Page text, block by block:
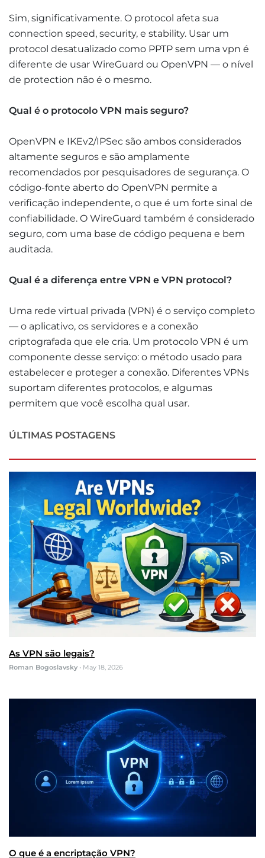
Sim, significativamente. O protocol afeta sua
connection speed, security, e stability. Usar um
protocol desatualizado como PPTP sem uma vpn é
diferente de usar WireGuard ou OpenVPN — o nível
de protection não é o mesmo.
Qual é o protocolo VPN mais seguro?
OpenVPN e IKEv2/IPSec são ambos considerados
altamente seguros e são amplamente
recomendados por pesquisadores de segurança. O
código-fonte aberto do OpenVPN permite a
verificação independente, o que é um forte sinal de
confiabilidade. O WireGuard também é considerado
seguro, com uma base de código pequena e bem
auditada.
Qual é a diferença entre VPN e VPN protocol?
Uma rede virtual privada (VPN) é o serviço completo
— o aplicativo, os servidores e a conexão
criptografada que ele cria. Um protocolo VPN é um
componente desse serviço: o método usado para
estabelecer e proteger a conexão. Diferentes VPNs
suportam diferentes protocolos, e algumas
permitem que você escolha qual usar.
ÚLTIMAS POSTAGENS
As VPN são legais?
Roman Bogoslavsky • May 18, 2026
O que é a encriptação VPN?